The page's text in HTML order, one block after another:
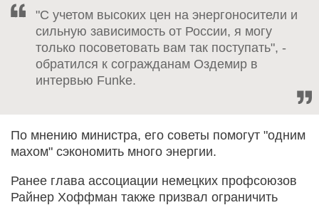
"С учетом высоких цен на энергоносители и
сильную зависимость от России, я могу
только посоветовать вам так поступать", -
обратился к согражданам Оздемир в
интервью Funke.
По мнению министра, его советы помогут "одним
махом" сэкономить много энергии.
Ранее глава ассоциации немецких профсоюзов
Райнер Хоффман также призвал ограничить